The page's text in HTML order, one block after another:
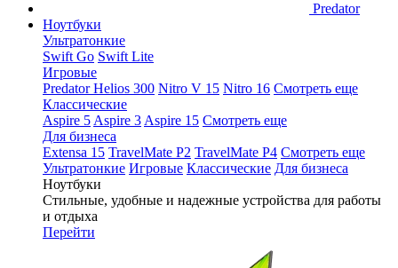
Predator
Ноутбуки
Ультратонкие
Swift Go Swift Lite
Игровые
Predator Helios 300 Nitro V 15 Nitro 16 Смотреть еще
Классические
Aspire 5 Aspire 3 Aspire 15 Смотреть еще
Для бизнеса
Extensa 15 TravelMate P2 TravelMate P4 Смотреть еще
Ультратонкие Игровые Классические Для бизнеса
Ноутбуки
Стильные, удобные и надежные устройства для работы
и отдыха
Перейти